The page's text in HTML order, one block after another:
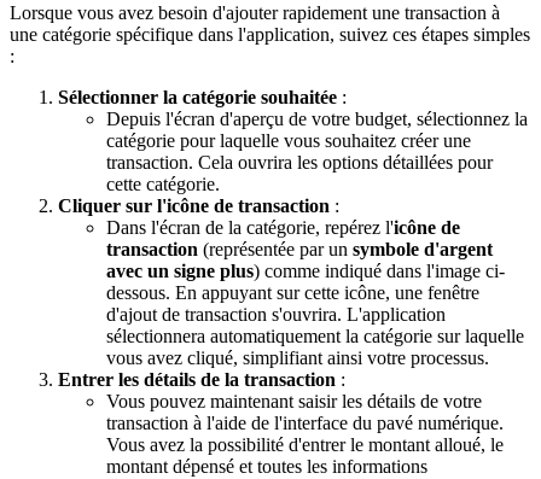
Lorsque vous avez besoin d'ajouter rapidement une transaction à
une catégorie spécifique dans l'application, suivez ces étapes simples
:
Sélectionner la catégorie souhaitée :
Depuis l'écran d'aperçu de votre budget, sélectionnez la
catégorie pour laquelle vous souhaitez créer une
transaction. Cela ouvrira les options détaillées pour
cette catégorie.
Cliquer sur l'icône de transaction :
Dans l'écran de la catégorie, repérez l'icône de
transaction (représentée par un symbole d'argent
avec un signe plus) comme indiqué dans l'image ci-
dessous. En appuyant sur cette icône, une fenêtre
d'ajout de transaction s'ouvrira. L'application
sélectionnera automatiquement la catégorie sur laquelle
vous avez cliqué, simplifiant ainsi votre processus.
Entrer les détails de la transaction :
Vous pouvez maintenant saisir les détails de votre
transaction à l'aide de l'interface du pavé numérique.
Vous avez la possibilité d'entrer le montant alloué, le
montant dépensé et toutes les informations